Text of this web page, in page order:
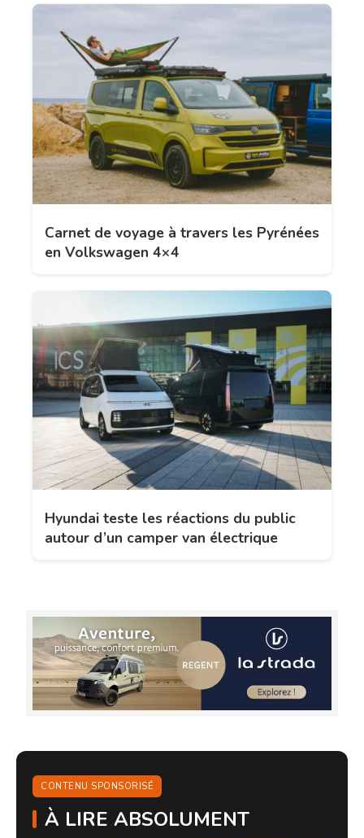
Carnet de voyage à travers les Pyrénées
en Volkswagen 4×4
Hyundai teste les réactions du public
autour d’un camper van électrique
CONTENU SPONSORISÉ
À LIRE ABSOLUMENT